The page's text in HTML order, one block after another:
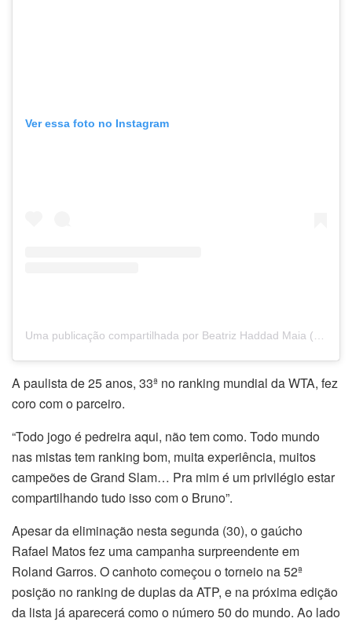
Ver essa foto no Instagram
A paulista de 25 anos, 33ª no ranking mundial da WTA, fez
coro com o parceiro.
“Todo jogo é pedreira aqui, não tem como. Todo mundo
nas mistas tem ranking bom, muita experiência, muitos
campeões de Grand Slam… Pra mim é um privilégio estar
compartilhando tudo isso com o Bruno”.
Apesar da eliminação nesta segunda (30), o gaúcho
Rafael Matos fez uma campanha surpreendente em
Roland Garros. O canhoto começou o torneio na 52ª
posição no ranking de duplas da ATP, e na próxima edição
da lista já aparecerá como o número 50 do mundo. Ao lado